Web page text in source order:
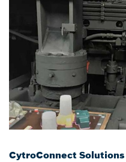
CytroConnect